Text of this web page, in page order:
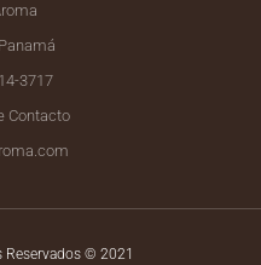
3717
Contacto
Reservados © 2021